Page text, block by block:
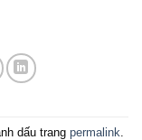
dấu trang permalink